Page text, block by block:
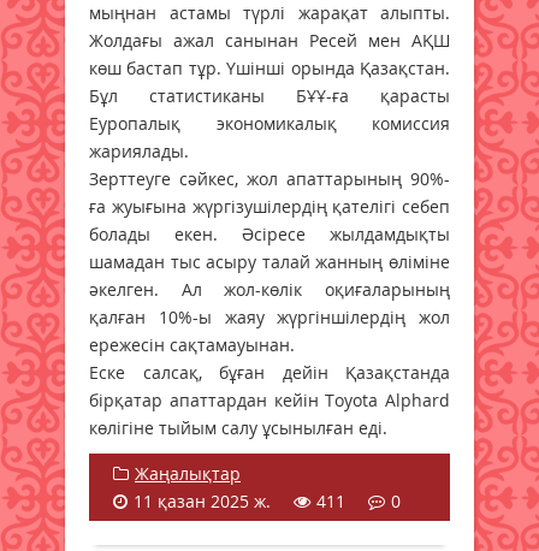
мыңнан астамы түрлі жарақат алыпты.
Жолдағы ажал санынан Ресей мен АҚШ
көш бастап тұр. Үшінші орында Қазақстан.
Бұл статистиканы БҰҰ-ға қарасты
Еуропалық экономикалық комиссия
жариялады.
Зерттеуге сәйкес, жол апаттарының 90%-
ға жуығына жүргізушілердің қателігі себеп
болады екен. Әсіресе жылдамдықты
шамадан тыс асыру талай жанның өліміне
әкелген. Ал жол-көлік оқиғаларының
қалған 10%-ы жаяу жүргіншілердің жол
ережесін сақтамауынан.
Еске салсақ, бұған дейін Қазақстанда
бірқатар апаттардан кейін Toyota Alphard
көлігіне тыйым салу ұсынылған еді.
Жаңалықтар
11 қазан 2025 ж.
411 0